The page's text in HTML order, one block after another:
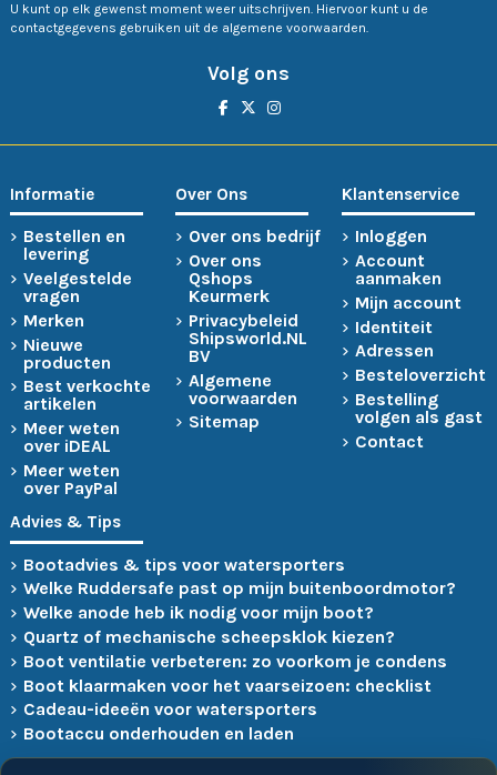
U kunt op elk gewenst moment weer uitschrijven. Hiervoor kunt u de
contactgegevens gebruiken uit de algemene voorwaarden.
Volg ons
Informatie
Bestellen en
levering
Veelgestelde
vragen
Merken
Nieuwe
producten
Best verkochte
artikelen
Meer weten
over iDEAL
Meer weten
over PayPal
Over Ons
Over ons bedrijf
Over ons
Qshops
Keurmerk
Privacybeleid
Shipsworld.NL
BV
Algemene
voorwaarden
Sitemap
Klantenservice
Inloggen
Account
aanmaken
Mijn account
Identiteit
Adressen
Besteloverzicht
Bestelling
volgen als gast
Contact
Advies & Tips
Bootadvies & tips voor watersporters
Welke Ruddersafe past op mijn buitenboordmotor?
Welke anode heb ik nodig voor mijn boot?
Quartz of mechanische scheepsklok kiezen?
Boot ventilatie verbeteren: zo voorkom je condens
Boot klaarmaken voor het vaarseizoen: checklist
Cadeau-ideeën voor watersporters
Bootaccu onderhouden en laden